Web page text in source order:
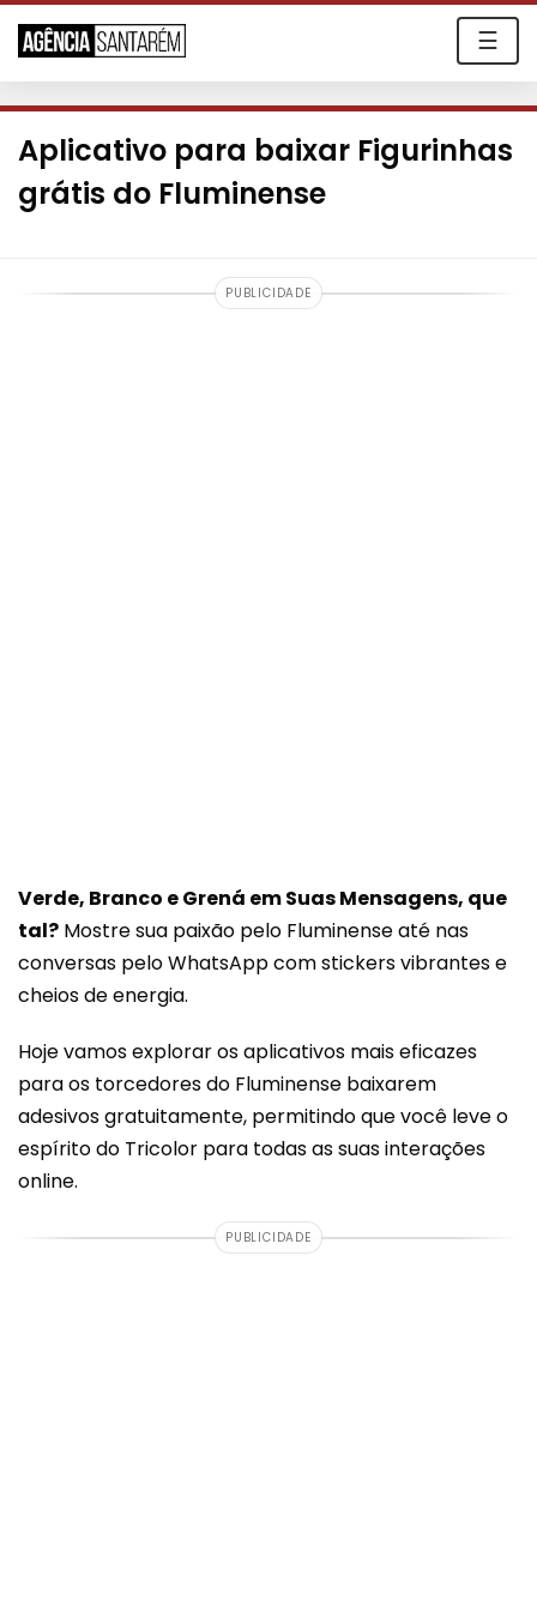
☰
Aplicativo para baixar Figurinhas
grátis do Fluminense
PUBLICIDADE
Verde, Branco e Grená em Suas Mensagens, que
tal? Mostre sua paixão pelo Fluminense até nas
conversas pelo WhatsApp com stickers vibrantes e
cheios de energia.
Hoje vamos explorar os aplicativos mais eficazes
para os torcedores do Fluminense baixarem
adesivos gratuitamente, permitindo que você leve o
espírito do Tricolor para todas as suas interações
online.
PUBLICIDADE